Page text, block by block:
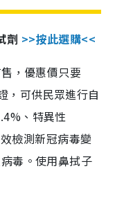
劑 >>按此選購<<
，優惠價只要
，可供民眾進行自
、特異性
檢測新冠病毒變
毒。使用鼻拭子